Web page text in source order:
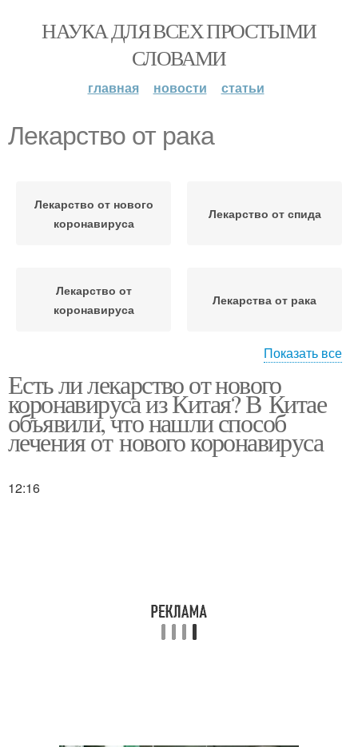
НАУКА ДЛЯ ВСЕХ ПРОСТЫМИ
СЛОВАМИ
главная новости статьи
Лекарство от рака
Лекарство от нового
коронавируса
Лекарство от спида
Лекарство от
коронавируса
Лекарства от рака
лекарство
Показать все
Есть ли лекарство от нового
коронавируса из Китая? В Китае
объявили, что нашли способ
лечения от нового коронавируса
12:16